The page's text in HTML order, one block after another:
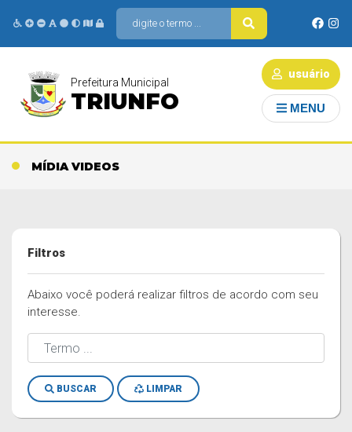
usuário
Prefeitura Municipal
TRIUNFO MENU
MÍDIA VIDEOS
Filtros
Abaixo você poderá realizar filtros de acordo com seu
interesse.
BUSCAR LIMPAR